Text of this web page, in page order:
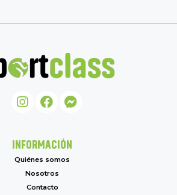
INFORMACIÓN
Quiénes somos
Nosotros
Contacto